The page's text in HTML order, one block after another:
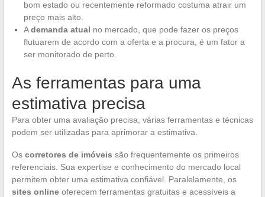
bom estado ou recentemente reformado costuma atrair um
preço mais alto.
Ademanda atual no mercado, que pode fazer os preços
flutuarem de acordo com a oferta e a procura, é um fator a
ser monitorado de perto.
As ferramentas para uma
estimativa precisa
Para obter uma avaliação precisa, várias ferramentas e técnicas
podem ser utilizadas para aprimorar a estimativa.
Os corretores de imóveis são frequentemente os primeiros
referenciais. Sua expertise e conhecimento do mercado local
permitem obter uma estimativa confiável. Paralelamente, os
sites onlineoferecem ferramentas gratuitas e acessíveis a